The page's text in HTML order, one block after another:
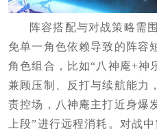
阵容搭配与对战策略需
免单一角色依赖导致的阵容
角色组合，比如“八神庵+神
兼顾压制、反打与续航能力
责控场，八神庵主打近身爆
上段”进行远程消耗。对战